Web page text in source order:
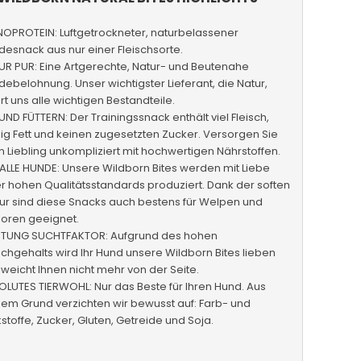
Luftgetrockneter, naturbelassener
aus nur einer Fleischsorte.
PUR: Eine Artgerechte, Natur- und Beutenahe
Unser wichtigster Lieferant, die Natur,
uns alle wichtigen Bestandteile.
FÜTTERN: Der Trainingssnack enthält viel Fleisch,
Fett und keinen zugesetzten Zucker. Versorgen Sie
Liebling unkompliziert mit hochwertigen Nährstoffen.
ALLE HUNDE: Unsere Wildborn Bites werden mit Liebe
hohen Qualitätsstandards produziert. Dank der soften
sind diese Snacks auch bestens für Welpen und
geeignet.
SUCHTFAKTOR: Aufgrund des hohen
wird Ihr Hund unsere Wildborn Bites lieben
Ihnen nicht mehr von der Seite.
TIERWOHL: Nur das Beste für Ihren Hund. Aus
Grund verzichten wir bewusst auf: Farb- und
Zucker, Gluten, Getreide und Soja.